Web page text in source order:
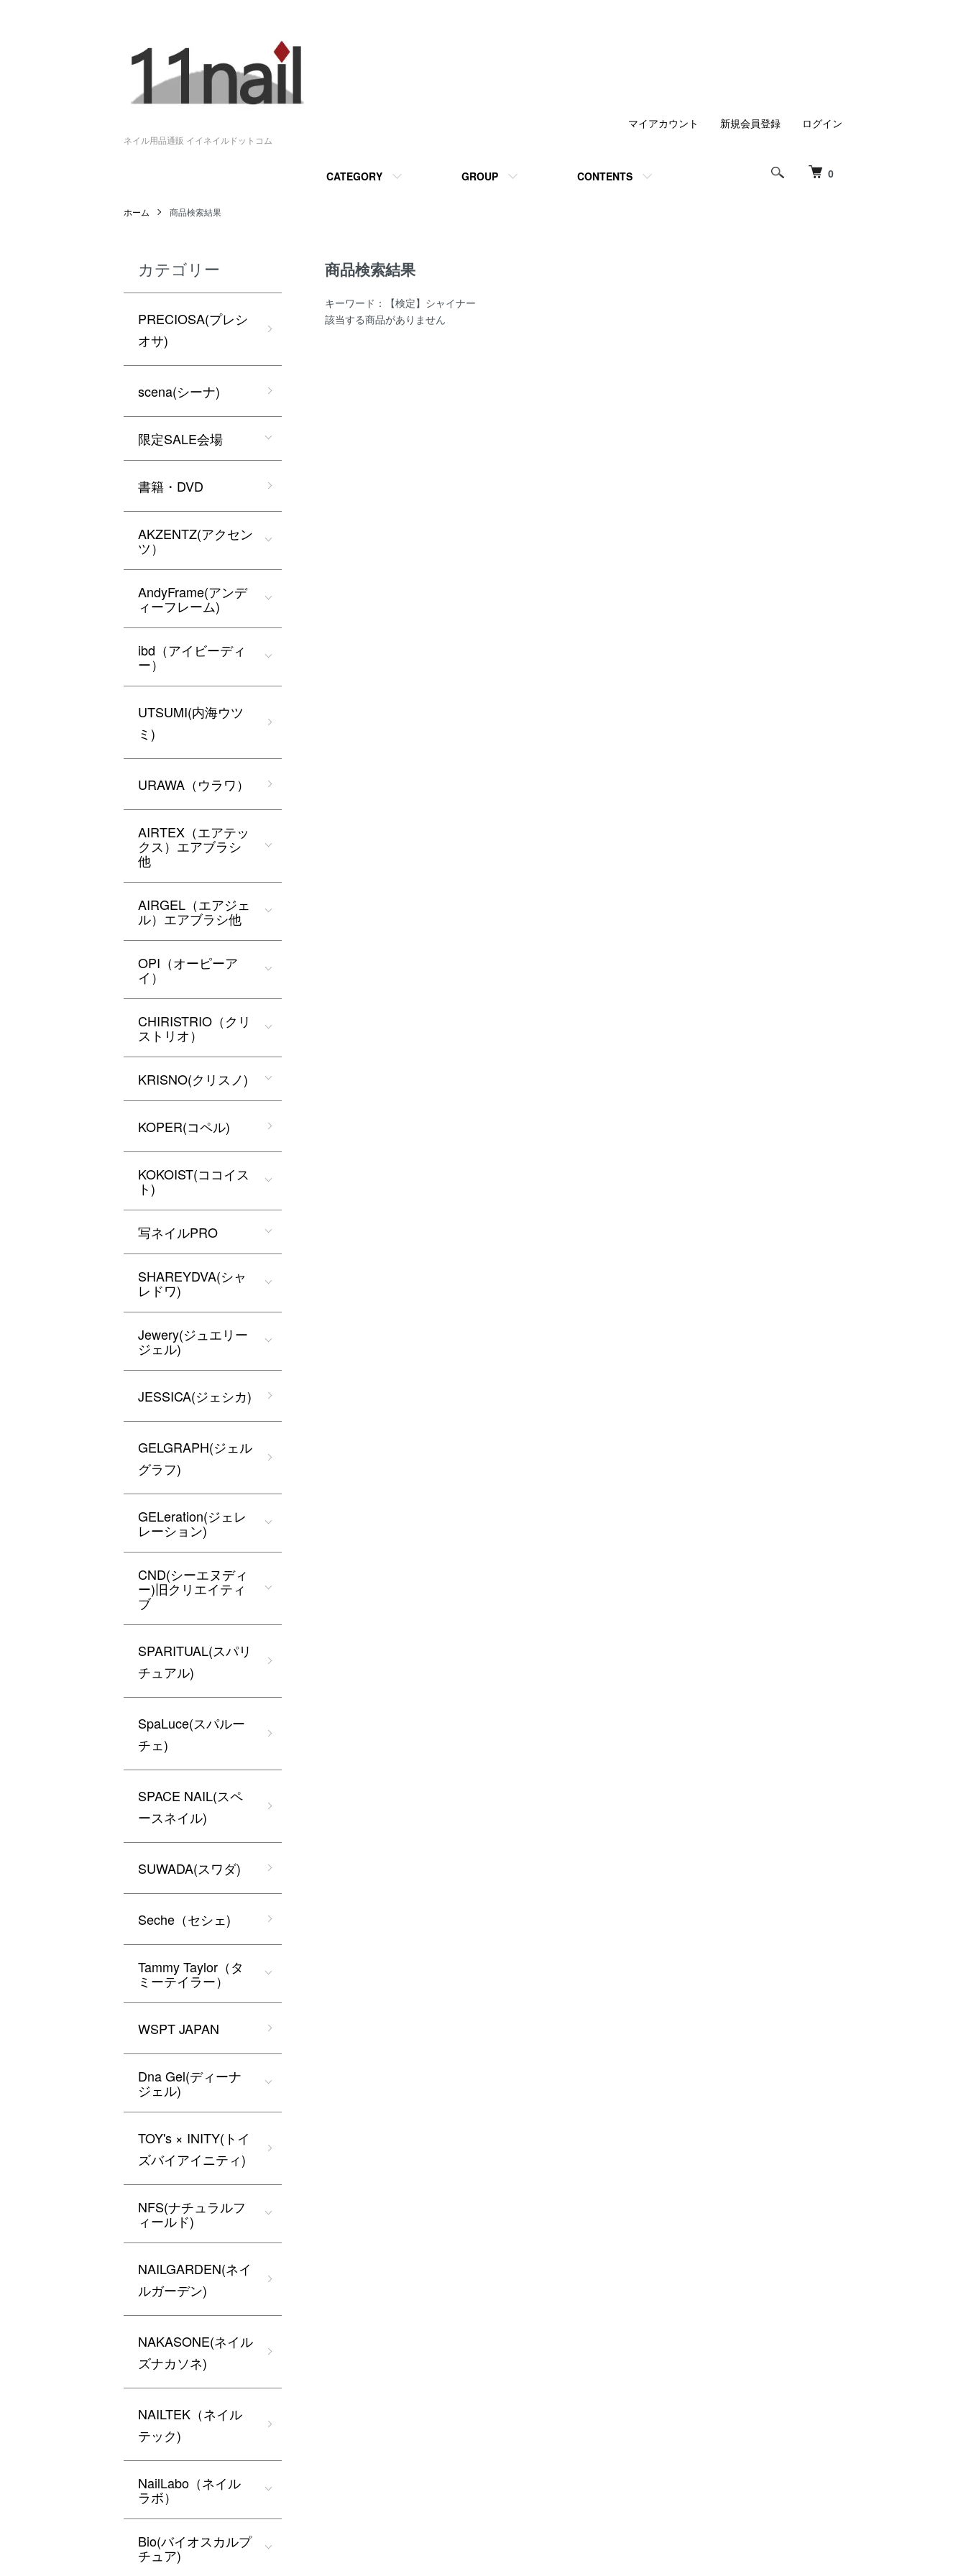
ネイル用品通販 イイネイルドットコム
0
CATEGORY GROUP CONTENTS
マイアカウント 新規会員登録 ログイン
ホーム 商品検索結果
商品検索結果
キーワード：【検定】シャイナー
該当する商品がありません
カテゴリー
PRECIOSA(プレシ
オサ)
scena(シーナ)
限定SALE会場
書籍・DVD
AKZENTZ(アクセン
ツ）
AndyFrame(アンデ
ィーフレーム)
ibd（アイビーディ
ー）
UTSUMI(内海ウツ
ミ)
URAWA（ウラワ）
AIRTEX（エアテッ
クス）エアブラシ
他
AIRGEL（エアジェ
ル）エアブラシ他
OPI（オーピーア
イ）
CHIRISTRIO（クリ
ストリオ）
KRISNO(クリスノ)
KOPER(コペル)
KOKOIST(ココイス
ト)
写ネイルPRO
SHAREYDVA(シャ
レドワ)
Jewery(ジュエリー
ジェル)
JESSICA(ジェシカ)
GELGRAPH(ジェル
グラフ)
GELeration(ジェレ
レーション)
CND(シーエヌディ
ー)旧クリエイティ
ブ
SPARITUAL(スパリ
チュアル)
SpaLuce(スパルー
チェ)
SPACE NAIL(スペ
ースネイル)
SUWADA(スワダ)
Seche（セシェ)
Tammy Taylor（タ
ミーテイラー）
WSPT JAPAN
Dna Gel(ディーナ
ジェル)
TOY's × INITY(トイ
ズバイアイニティ)
NFS(ナチュラルフ
ィールド)
NAILGARDEN(ネイ
ルガーデン)
NAKASONE(ネイル
ズナカソネ)
NAILTEK（ネイル
テック)
NailLabo（ネイル
ラボ）
Bio(バイオスカルプ
チュア)